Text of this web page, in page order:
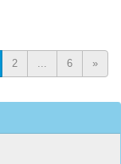
2 ... 6 »